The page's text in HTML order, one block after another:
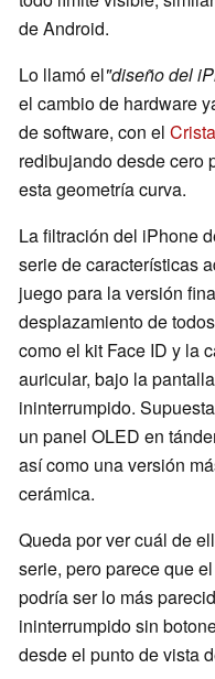
de Android.
Lo llamó el"diseño del
el cambio de hardware
de software, con el
redibujando desde cero
esta geometría curva.
La filtración del iPhone
serie de características
juego para la versión
desplazamiento de
como el kit Face ID y la
auricular, bajo la
ininterrumpido.
un panel OLED en
así como una versión
cerámica.
Queda por ver cuál de
serie, pero parece que
podría ser lo más
ininterrumpido sin
desde el punto de vista